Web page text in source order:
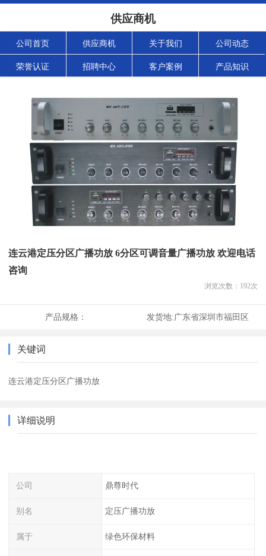
供应商机
公司首页 供应商机 关于我们 公司动态
荣誉认证 招聘中心 客户案例 产品知识
连云港定压分区广播功放 6分区可调音量广播功放 欢迎电话
咨询
浏览次数： 192次
产品规格： 发货地:广东省深圳市福田区
关键词
连云港定压分区广播功放
详细说明
公司 鼎尊时代
别名 定压广播功放
属于 绿色环保材料